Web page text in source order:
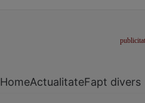
HomeActualitateFapt divers